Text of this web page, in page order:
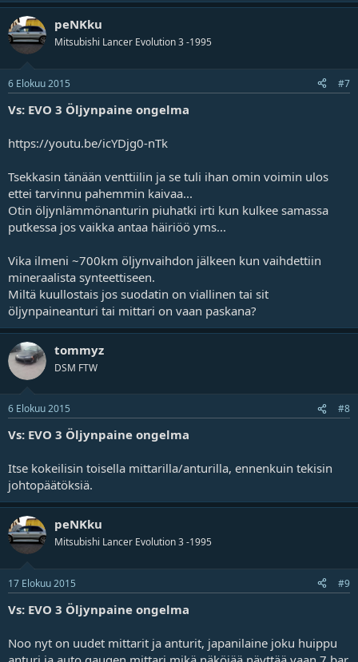
peNKku
Mitsubishi Lancer Evolution 3 -1995
6 Elokuu 2015 #7
Vs: EVO 3 Öljynpaine ongelma
https://youtu.be/icYDjg0-nTk
Tsekkasin tänään venttiilin ja se tuli ihan omin voimin ulos
ettei tarvinnu pahemmin kaivaa...
Otin öljynlämmönanturin piuhatki irti kun kulkee samassa
putkessa jos vaikka antaa häiriöö yms...
Vika ilmeni ~700km öljynvaihdon jälkeen kun vaihdettiin
mineraalista synteettiseen.
Miltä kuullostais jos suodatin on viallinen tai sit
öljynpaineanturi tai mittari on vaan paskana?
tommyz
DSM FTW
6 Elokuu 2015 #8
Vs: EVO 3 Öljynpaine ongelma
Itse kokeilisin toisella mittarilla/anturilla, ennenkuin tekisin
johtopäätöksiä.
peNKku
Mitsubishi Lancer Evolution 3 -1995
17 Elokuu 2015 #9
Vs: EVO 3 Öljynpaine ongelma
Noo nyt on uudet mittarit ja anturit, japanilaine joku huippu